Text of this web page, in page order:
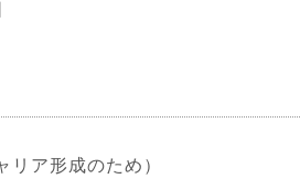
ア形成のため）